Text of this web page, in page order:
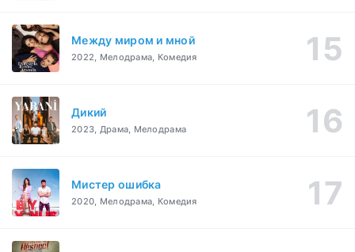
Между миром и мной
2022, Мелодрама, Комедия
Дикий
2023, Драма, Мелодрама
Мистер ошибка
2020, Мелодрама, Комедия